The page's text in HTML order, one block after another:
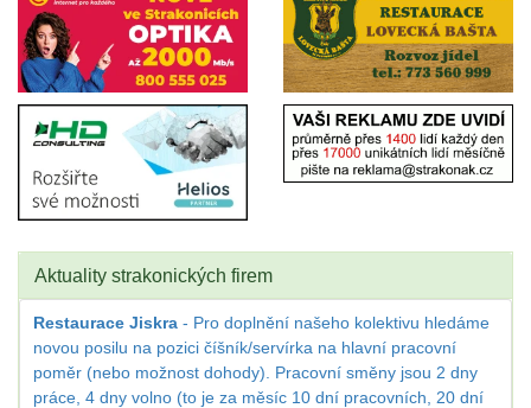
Aktuality strakonických firem
Restaurace Jiskra - Pro doplnění našeho kolektivu hledáme
novou posilu na pozici číšník/servírka na hlavní pracovní
poměr (nebo možnost dohody). Pracovní směny jsou 2 dny
práce, 4 dny volno (to je za měsíc 10 dní pracovních, 20 dní